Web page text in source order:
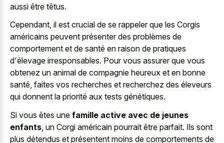
aussi être têtus.
Cependant, il est crucial de se rappeler que les Corgis
américains peuvent présenter des problèmes de
comportement et de santé en raison de pratiques
d'élevage irresponsables. Pour vous assurer que vous
obtenez un animal de compagnie heureux et en bonne
santé, faites vos recherches et recherchez des éleveurs
qui donnent la priorité aux tests génétiques.
Si vous êtes une famille active avec de jeunes
enfants , un Corgi américain pourrait être parfait. Ils sont
plus détendus et présentent moins de comportements de